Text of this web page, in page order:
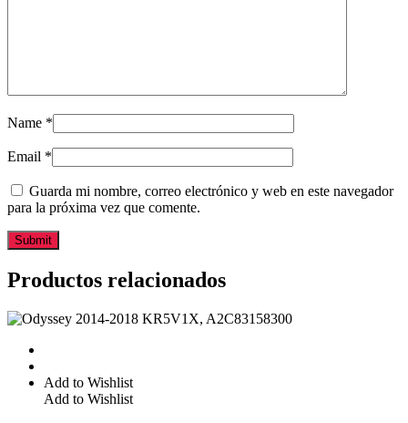
Name *
Email *
Guarda mi nombre, correo electrónico y web en este navegador
para la próxima vez que comente.
Productos relacionados
Add to Wishlist
Add to Wishlist